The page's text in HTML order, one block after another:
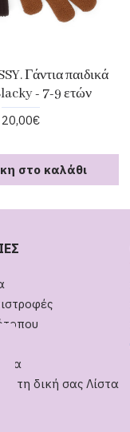
Γάντια παιδικά
- 7-9 ετών
20,00€
στο καλάθι
τη δική σας Λίστα